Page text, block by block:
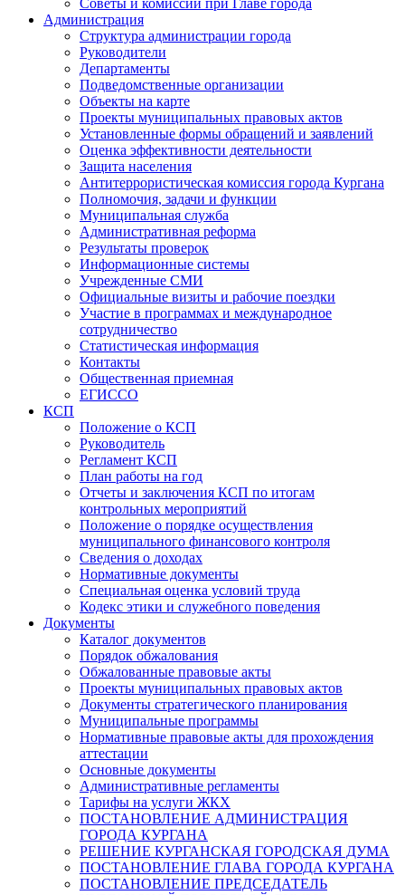
Советы и комиссии при Главе города
Администрация
Структура администрации города
Руководители
Департаменты
Подведомственные организации
Объекты на карте
Проекты муниципальных правовых актов
Установленные формы обращений и заявлений
Оценка эффективности деятельности
Защита населения
Антитеррористическая комиссия города Кургана
Полномочия, задачи и функции
Муниципальная служба
Административная реформа
Результаты проверок
Информационные системы
Учрежденные СМИ
Официальные визиты и рабочие поездки
Участие в программах и международное
сотрудничество
Статистическая информация
Контакты
Общественная приемная
ЕГИССО
КСП
Положение о КСП
Руководитель
Регламент КСП
План работы на год
Отчеты и заключения КСП по итогам
контрольных мероприятий
Положение о порядке осуществления
муниципального финансового контроля
Сведения о доходах
Нормативные документы
Специальная оценка условий труда
Кодекс этики и служебного поведения
Документы
Каталог документов
Порядок обжалования
Обжалованные правовые акты
Проекты муниципальных правовых актов
Документы стратегического планирования
Муниципальные программы
Нормативные правовые акты для прохождения
аттестации
Основные документы
Административные регламенты
Тарифы на услуги ЖКХ
ПОСТАНОВЛЕНИЕ АДМИНИСТРАЦИЯ
ГОРОДА КУРГАНА
РЕШЕНИЕ КУРГАНСКАЯ ГОРОДСКАЯ ДУМА
ПОСТАНОВЛЕНИЕ ГЛАВА ГОРОДА КУРГАНА
ПОСТАНОВЛЕНИЕ ПРЕДСЕДАТЕЛЬ